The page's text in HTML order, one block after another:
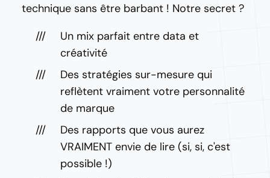
technique sans être barbant ! Notre secret ?
Un mix parfait entre data et
créativité
Des stratégies sur-mesure qui
reflètent vraiment votre personnalité
de marque
Des rapports que vous aurez
VRAIMENT envie de lire (si, si, c'est
possible !)